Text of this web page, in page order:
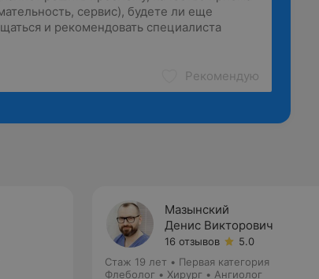
Рекомендую
Мазынский
Денис Викторович
16 отзывов
5.0
Стаж 19 лет • Первая категория
Флеболог • Хирург • Ангиолог